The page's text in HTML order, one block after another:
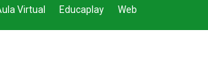
Virtual Educaplay Web